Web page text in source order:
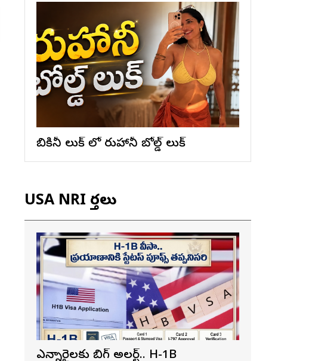
బికినీ లుక్ లో రుహానీ బోల్డ్ లుక్
USA NRI వార్తలు
ఎన్నారైలకు బిగ్ అలర్ట్.. H-1B